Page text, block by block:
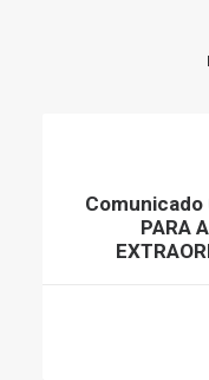
Comunicado
PARA